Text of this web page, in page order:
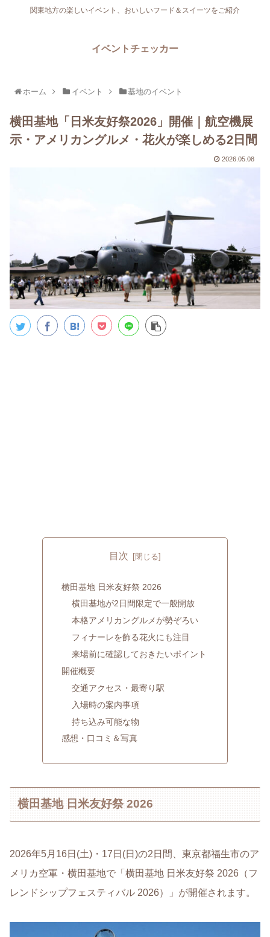
関東地方の楽しいイベント、おいしいフード＆スイーツをご紹介
イベントチェッカー
ホーム イベント 基地のイベント
横田基地「日米友好祭2026」開催｜航空機展
示・アメリカングルメ・花火が楽しめる2日間
2026.05.08
目次
横田基地 日米友好祭 2026
横田基地が2日間限定で一般開放
本格アメリカングルメが勢ぞろい
フィナーレを飾る花火にも注目
来場前に確認しておきたいポイント
開催概要
交通アクセス・最寄り駅
入場時の案内事項
持ち込み可能な物
感想・口コミ＆写真
横田基地 日米友好祭 2026
2026年5月16日(土)・17日(日)の2日間、東京都福生市のア
メリカ空軍・横田基地で「横田基地 日米友好祭 2026（フ
レンドシップフェスティバル 2026）」が開催されます。